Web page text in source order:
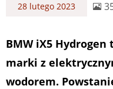
28 lutego 2023
BMW iX5
marki z
wodorem.